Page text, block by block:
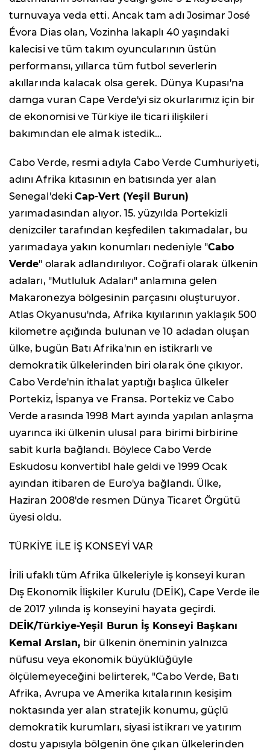
turnuvaya veda etti. Ancak tam adı Josimar José
Évora Dias olan, Vozinha lakaplı 40 yaşındaki
kalecisi ve tüm takım oyuncularının üstün
performansı, yıllarca tüm futbol severlerin
akıllarında kalacak olsa gerek. Dünya Kupası'na
damga vuran Cape Verde'yi siz okurlarımız için bir
de ekonomisi ve Türkiye ile ticari ilişkileri
bakımından ele almak istedik…
Cabo Verde, resmi adıyla Cabo Verde Cumhuriyeti,
adını Afrika kıtasının en batısında yer alan
Senegal'dekiCap-Vert (Yeşil Burun)
yarımadasından alıyor. 15. yüzyılda Portekizli
denizciler tarafından keşfedilen takımadalar, bu
yarımadaya yakın konumları nedeniyle "Cabo
Verde" olarak adlandırılıyor. Coğrafi olarak ülkenin
adaları, "Mutluluk Adaları" anlamına gelen
Makaronezya bölgesinin parçasını oluşturuyor.
Atlas Okyanusu'nda, Afrika kıyılarının yaklaşık 500
kilometre açığında bulunan ve 10 adadan oluşan
ülke, bugün Batı Afrika'nın en istikrarlı ve
demokratik ülkelerinden biri olarak öne çıkıyor.
Cabo Verde'nin ithalat yaptığı başlıca ülkeler
Portekiz, İspanya ve Fransa. Portekiz ve Cabo
Verde arasında 1998 Mart ayında yapılan anlaşma
uyarınca iki ülkenin ulusal para birimi birbirine
sabit kurla bağlandı. Böylece Cabo Verde
Eskudosu konvertibl hale geldi ve 1999 Ocak
ayından itibaren de Euro'ya bağlandı. Ülke,
Haziran 2008'de resmen Dünya Ticaret Örgütü
üyesi oldu.
TÜRKİYE İLE İŞ KONSEYİ VAR
İrili ufaklı tüm Afrika ülkeleriyle iş konseyi kuran
Dış Ekonomik İlişkiler Kurulu (DEİK), Cape Verde ile
de 2017 yılında iş konseyini hayata geçirdi.
DEİK/Türkiye-Yeşil Burun İş Konseyi Başkanı
Kemal Arslan, bir ülkenin öneminin yalnızca
nüfusu veya ekonomik büyüklüğüyle
ölçülemeyeceğini belirterek, "Cabo Verde, Batı
Afrika, Avrupa ve Amerika kıtalarının kesişim
noktasında yer alan stratejik konumu, güçlü
demokratik kurumları, siyasi istikrarı ve yatırım
dostu yapısıyla bölgenin öne çıkan ülkelerinden